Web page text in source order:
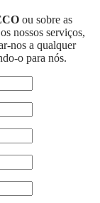
ou sobre as
nossos serviços,
nos a qualquer
o para nós.